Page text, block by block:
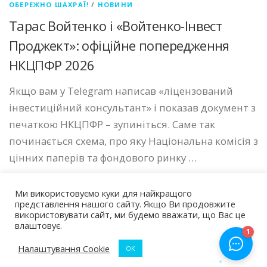
ОБЕРЕЖНО ШАХРАЇ! / НОВИНИ
Тарас Войтенко і «Войтенко-Інвест
Проджект»: офіційне попередження
НКЦПФР 2026
Якщо вам у Telegram написав «ліцензований
інвестиційний консультант» і показав документ з
печаткою НКЦПФР – зупиніться. Саме так
починається схема, про яку Національна комісія з
цінних паперів та фондового ринку …
Авторские права © 2026 Чарджбек Україна
OnePress
от FameThemes
Ми використовуємо куки для найкращого
представлення нашого сайту. Якщо Ви продовжите
використовувати сайт, ми будемо вважати, що Вас це
влаштовує.
Налаштування Cookie
ОК